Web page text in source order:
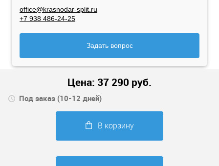
office@krasnodar-split.ru
+7 938 486-24-25
Задать вопрос
Цена: 37 290 руб.
Под заказ (10-12 дней)
В корзину